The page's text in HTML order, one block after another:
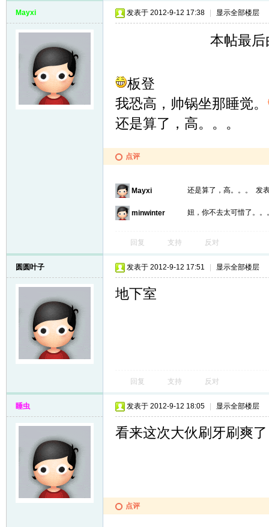
Mayxi 发表于 2012-9-12 17:38 显示全部楼层
本帖最
板登
我恐高，帅锅坐那睡觉。
还是算了，高。。。
点评
Mayxi 还是算了，高。。。 发
minwinter 妞，你不去太可惜了。
回复 支持 反对
圆圆叶子 发表于 2012-9-12 17:51 显示全部楼层
地下室
回复 支持 反对
睡虫 发表于 2012-9-12 18:05 显示全部楼层
看来这次大伙刷牙刷爽了
点评